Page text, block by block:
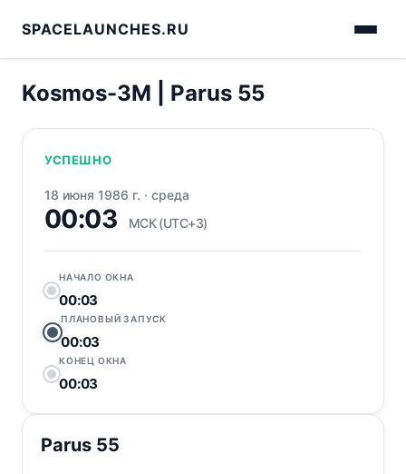
SPACELAUNCHES.RU
Kosmos-3M | Parus 55
УСПЕШНО
18 июня 1986 г. · среда
00:03 МСК (UTC+3)
НАЧАЛО ОКНА
00:03
ПЛАНОВЫЙ ЗАПУСК
00:03
КОНЕЦ ОКНА
00:03
Parus 55